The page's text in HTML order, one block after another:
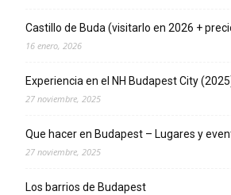
Castillo de Buda (visitarlo en 2026 +
16 enero, 2026
Experiencia en el NH Budapest City
27 noviembre, 2025
Que hacer en Budapest – Lugares y
27 noviembre, 2025
Los barrios de Budapest